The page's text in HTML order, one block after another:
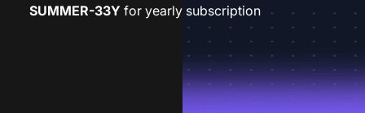
SUMMER-33Y for yearly subscription